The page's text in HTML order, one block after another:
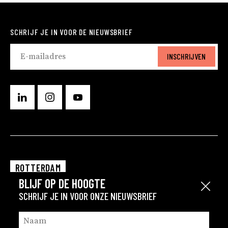
Sluit
BLIJF OP DE HOOGTE
SCHRIJF JE IN VOOR ONZE NIEUWSBRIEF
SCHRIJF JE IN VOOR DE NIEUWSBRIEF
INSCHRIJVEN
ROTTERDAM
EINDHOVEN
GRONINGEN